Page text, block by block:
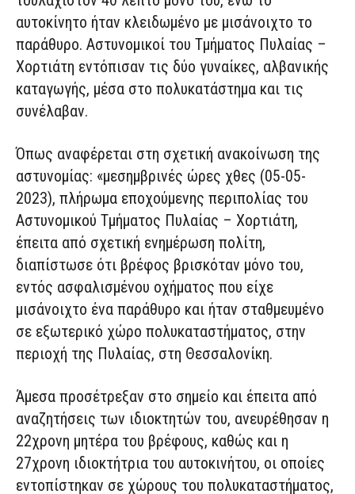
αυτοκίνητο ήταν κλειδωμένο με μισάνοιχτο το
παράθυρο. Αστυνομικοί του Τμήματος Πυλαίας –
Χορτιάτη εντόπισαν τις δύο γυναίκες, αλβανικής
καταγωγής, μέσα στο πολυκατάστημα και τις
συνέλαβαν.
Όπως αναφέρεται στη σχετική ανακοίνωση της
αστυνομίας: «μεσημβρινές ώρες χθες (05-05-
2023), πλήρωμα εποχούμενης περιπολίας του
Αστυνομικού Τμήματος Πυλαίας – Χορτιάτη,
έπειτα από σχετική ενημέρωση πολίτη,
διαπίστωσε ότι βρέφος βρισκόταν μόνο του,
εντός ασφαλισμένου οχήματος που είχε
μισάνοιχτο ένα παράθυρο και ήταν σταθμευμένο
σε εξωτερικό χώρο πολυκαταστήματος, στην
περιοχή της Πυλαίας, στη Θεσσαλονίκη.
Άμεσα προσέτρεξαν στο σημείο και έπειτα από
αναζητήσεις των ιδιοκτητών του, ανευρέθησαν η
22χρονη μητέρα του βρέφους, καθώς και η
27χρονη ιδιοκτήτρια του αυτοκινήτου, οι οποίες
εντοπίστηκαν σε χώρους του πολυκαταστήματος,